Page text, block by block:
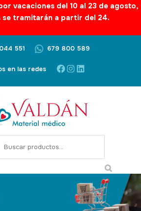
vacaciones del 10 al 23 de agosto,
tramitarán a partir del 24.
551 679 800 589
en las redes